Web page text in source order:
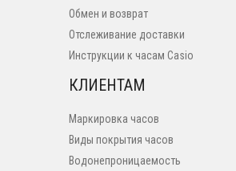
Обмен и возврат
Отслеживание доставки
Инструкции к часам Casio
КЛИЕНТАМ
Маркировка часов
Виды покрытия часов
Водонепроницаемость